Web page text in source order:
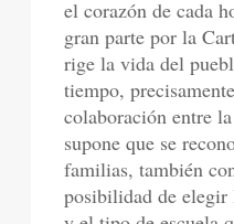
el corazón de cada
gran parte por la
rige la vida del
tiempo,
colaboración entre
supone que se
familias, también
posibilidad de